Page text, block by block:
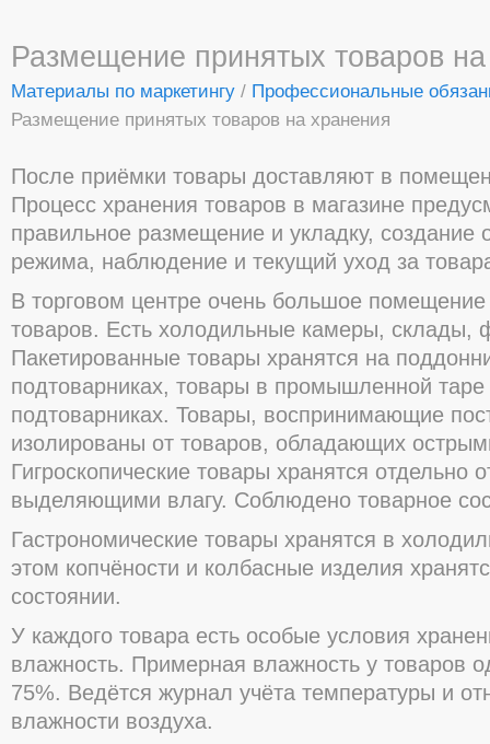
Размещение принятых товаров
Материалы по маркетингу / Профессиональные
Размещение принятых товаров на хранения
После приёмки товары доставляют в
Процесс хранения товаров в магазине
правильное размещение и укладку, создание
режима, наблюдение и текущий уход за
В торговом центре очень большое
товаров. Есть холодильные камеры, склады,
Пакетированные товары хранятся на
подтоварниках, товары в промышленной
подтоварниках. Товары, воспринимающие
изолированы от товаров, обладающих
Гигроскопические товары хранятся отдельно
выделяющими влагу. Соблюдено товарное
Гастрономические товары хранятся в
этом копчёности и колбасные изделия
состоянии.
У каждого товара есть особые условия
влажность. Примерная влажность у товаров
75%. Ведётся журнал учёта температуры и
влажности воздуха.